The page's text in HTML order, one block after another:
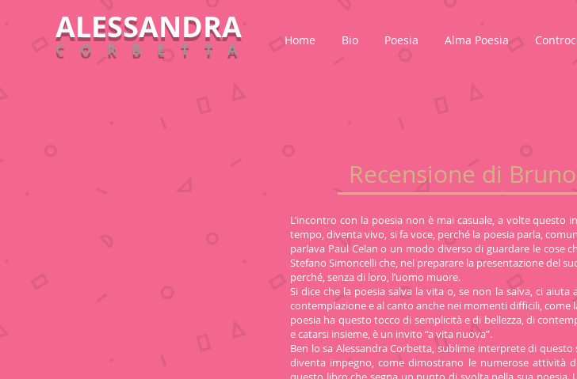
ALESSANDRA
CORBETTA Home Bio Poesia Alma Poesia
Recensione di
L’incontro con la poesia non è mai casuale, a volte questo
tempo, diventa vivo, si fa voce, perché la poesia parla,
parlava Paul Celan o un modo diverso di guardare le cose
Stefano Simoncelli che, nel preparare la presentazione del
perché, senza di loro, l’uomo muore.
Si dice che la poesia salva la vita o, se non la salva, ci
contemplazione e al canto anche nei momenti difficili, come
poesia ha questo tocco di semplicità e di bellezza, di
e catarsi insieme, è un invito “a vita nuova”.
Ben lo sa Alessandra Corbetta, sublime interprete di
diventa impegno, come dimostrano le numerose attività